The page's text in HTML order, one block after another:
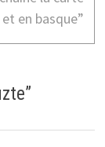
en basque”
”